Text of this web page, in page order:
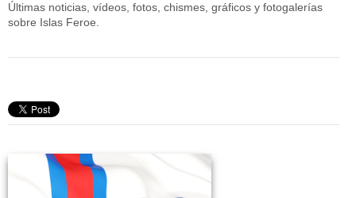
Últimas noticias, vídeos, fotos, chismes, gráficos y fotogalerías
sobre Islas Feroe.